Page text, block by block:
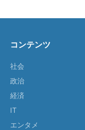
コンテンツ
社会
政治
経済
IT
エンタメ